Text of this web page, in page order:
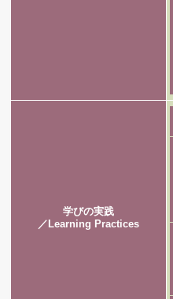
学びの実践
／Learning Practices